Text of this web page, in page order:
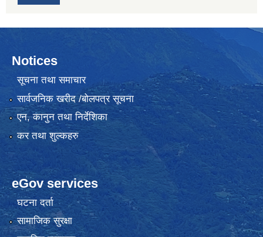
Notices
सूचना तथा समाचार
सार्वजनिक खरीद /बोलपत्र सूचना
एन, कानुन तथा निर्देशिका
कर तथा शुल्कहरु
eGov services
घटना दर्ता
सामाजिक सुरक्षा